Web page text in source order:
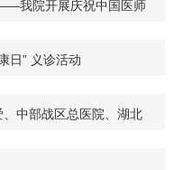
我院开展庆祝中国医师
日” 义诊活动
中部战区总医院、湖北